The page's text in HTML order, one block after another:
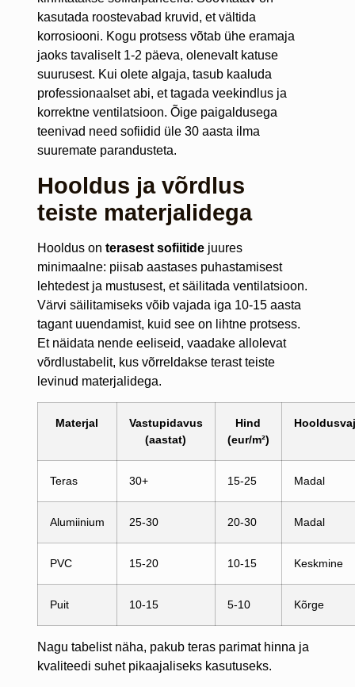
kasutada roostevabad kruvid, et vältida
korrosiooni. Kogu protsess võtab ühe eramaja
jaoks tavaliselt 1-2 päeva, olenevalt katuse
suurusest. Kui olete algaja, tasub kaaluda
professionaalset abi, et tagada veekindlus ja
korrektne ventilatsioon. Õige paigaldusega
teenivad need sofiidid üle 30 aasta ilma
suuremate parandusteta.
Hooldus ja võrdlus
teiste materjalidega
Hooldus on terasest sofiitidejuures
minimaalne: piisab aastases puhastamisest
lehtedest ja mustusest, et säilitada ventilatsioon.
Värvi säilitamiseks võib vajada iga 10-15 aasta
tagant uuendamist, kuid see on lihtne protsess.
Et näidata nende eeliseid, vaadake allolevat
võrdlustabelit, kus võrreldakse terast teiste
levinud materjalidega.
Materjal
Vastupidavus
(aastat)
Hind
(eur/m²)
Teras 30+ 15-25 Madal
Alumiinium 25-30 20-30 Madal
PVC 15-20 10-15 Keskmine
Puit 10-15 5-10 Kõrge
Nagu tabelist näha, pakub teras parimat hinna ja
kvaliteedi suhet pikaajaliseks kasutuseks.